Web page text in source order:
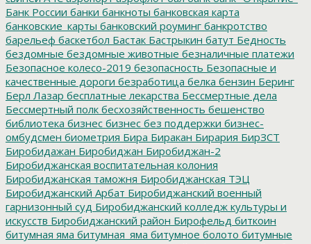
Банк России банки банкноты банковская карта
банковские_карты банковский роуминг банкротство
барельеф баскетбол Бастак Бастрыкин батут Бедность
бездомные бездомные животные безналичные платежи
Безопасное колесо-2019 безопасность Безопасные и
качественные дороги безработица белка бензин Беринг
Берл Лазар бесплатные лекарства Бессмертные дела
Бессмертный полк бесхозяйственность бешенство
библиотека бизнес бизнес без поддержки бизнес-
омбудсмен биометрия Бира Биракан Бирария БирЗСТ
Биробидажан Биробиджан Биробиджан-2
Биробиджанская воспитательная колония
Биробиджанская таможня Биробиджанская ТЭЦ
Биробиджанский Арбат Биробиджанский военный
гарнизонный суд Биробиджанский колледж культуры и
искусств Биробиджанский район Бирофельд биткоин
битумная яма битумная_яма битумное болото битумные